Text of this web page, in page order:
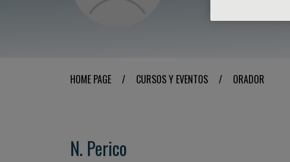
HOME PAGE / CURSOS Y EVENTOS / ORADOR
N. Perico